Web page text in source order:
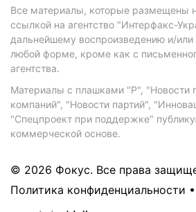
Все материалы, которые размещены
ссылкой на агентство "Интерфакс-
дальнейшему воспроизведению и/
любой форме, кроме как с
агентства.
Материалы с плашками "Р", "Новости
компаний", "Новости партий",
"Спецпроект при поддержке"
коммерческой основе.
© 2026 Фокус. Все права
Политика конфиденциальности •